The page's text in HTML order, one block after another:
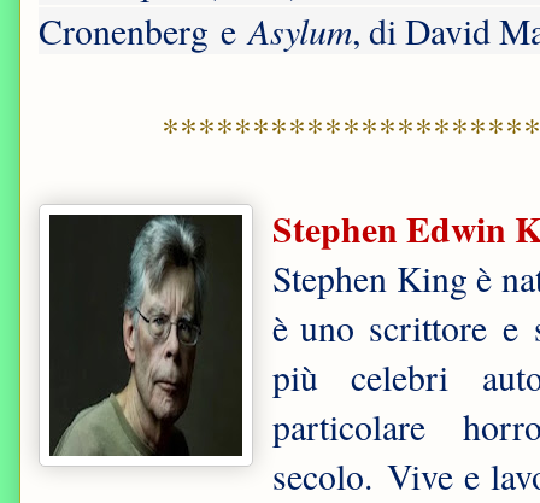
Cronenberg eAsylum, di David
Stephen Edwin
Stephen King è
è uno scrittore e
più celebri
particolare
secolo. Vive e